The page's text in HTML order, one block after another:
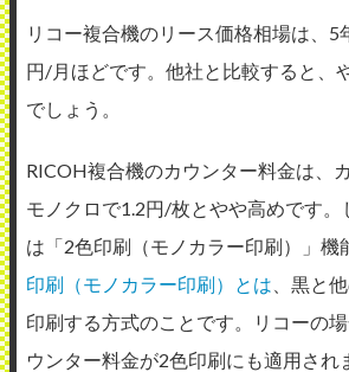
リコー複合機のリース価格相場は、5
円/月ほどです。他社と比較すると、
でしょう。
RICOH複合機のカウンター料金は、
モノクロで1.2円/枚とやや高めです。
は「2色印刷（モノカラー印刷）」機
印刷（モノカラー印刷）とは 、黒と
印刷する方式のことです。リコーの
ウンター料金が2色印刷にも適用され